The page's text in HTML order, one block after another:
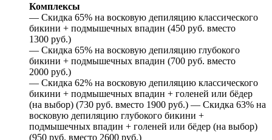
Комплексы
— Скидка 65% на восковую депиляцию классического
бикини + подмышечных впадин (450 руб. вместо
1300 руб.)
— Скидка 65% на восковую депиляцию глубокого
бикини + подмышечных впадин (700 руб. вместо
2000 руб.)
— Скидка 62% на восковую депиляцию классического
бикини + подмышечных впадин + голеней или бёдер
(на выбор) (730 руб. вместо 1900 руб.) — Скидка 63% на
восковую депиляцию глубокого бикини +
подмышечных впадин + голеней или бёдер (на выбор)
(950 руб. вместо 2600 руб.)